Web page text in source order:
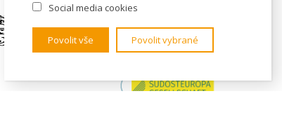
Social media cookies
Povolit vše Povolit vybrané